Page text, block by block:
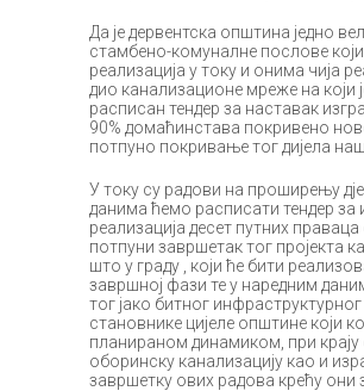
Да је дервентска општина једно
стамбено-комуналне послове који
реализација у току и онима чија
дио канализационе мреже на
расписан тендер за наставак
90% домаћинстава покривено
потпуно покривање тог дијела
У току су радови на проширењу
данима ћемо расписати тендер за
реализација десет путних
потпуни завршетак тог пројекта
што у граду , који ће бити
завршној фази те у наредним
тог јако битног
становнике цијеле општине који
планираном динамиком, при
оборинску канализацију као и
завршетку ових радова крећу они